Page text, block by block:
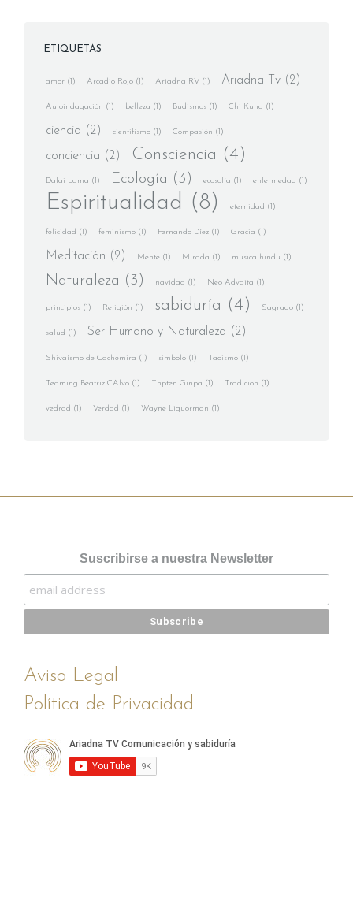
ETIQUETAS
amor (1) Arcadio Rojo (1) Ariadna RV (1) Ariadna Tv (2)
Autoindagación (1) belleza (1) Budismos (1) Chi Kung (1)
ciencia (2) cientifismo (1) Compasión (1)
conciencia (2) Consciencia (4)
Dalai Lama (1) Ecología (3) ecosofía (1) enfermedad (1)
Espiritualidad (8) eternidad (1)
felicidad (1) feminismo (1) Fernando Díez (1) Gracia (1)
Meditación (2) Mente (1) Mirada (1) música hindú (1)
Naturaleza (3) navidad (1) Neo Advaita (1)
principios (1) Religión (1) sabiduría (4) Sagrado (1)
salud (1) Ser Humano y Naturaleza (2)
Shivaísmo de Cachemira (1) simbolo (1) Taoismo (1)
Teaming Beatriz CAlvo (1) Thpten Ginpa (1) Tradición (1)
vedrad (1) Verdad (1) Wayne Liquorman (1)
Suscribirse a nuestra Newsletter
Aviso Legal
Política de Privacidad